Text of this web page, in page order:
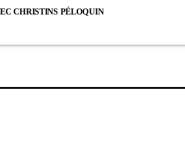
CHRISTINS PÉLOQUIN